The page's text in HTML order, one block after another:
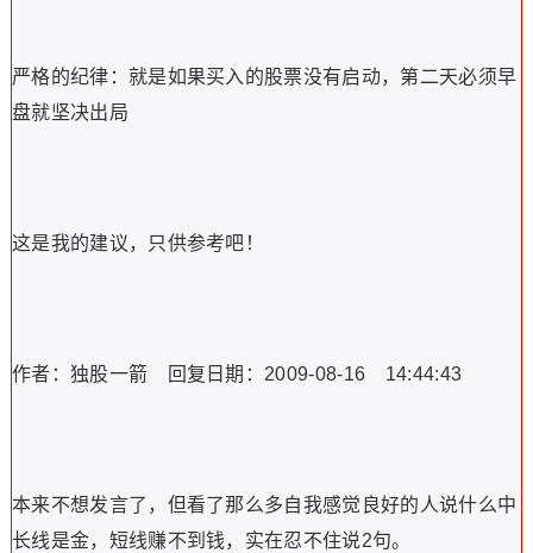
严格的纪律：就是如果买入的股票没有启动，第二天必须早
盘就坚决出局
这是我的建议，只供参考吧！
作者：独股一箭 回复日期：2009-08-16 14:44:43
本来不想发言了，但看了那么多自我感觉良好的人说什么中
长线是金，短线赚不到钱，实在忍不住说2句。